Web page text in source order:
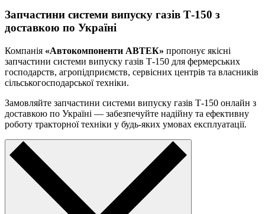
Запчастини системи випуску газів Т-150 з
доставкою по Україні
Компанія «Автокомпоненти АВТЕК» пропонує якісні
запчастини системи випуску газів Т-150 для фермерських
господарств, агропідприємств, сервісних центрів та власників
сільськогосподарської техніки.
Замовляйте запчастини системи випуску газів Т-150 онлайн з
доставкою по Україні — забезпечуйте надійну та ефективну
роботу тракторної техніки у будь-яких умовах експлуатації.